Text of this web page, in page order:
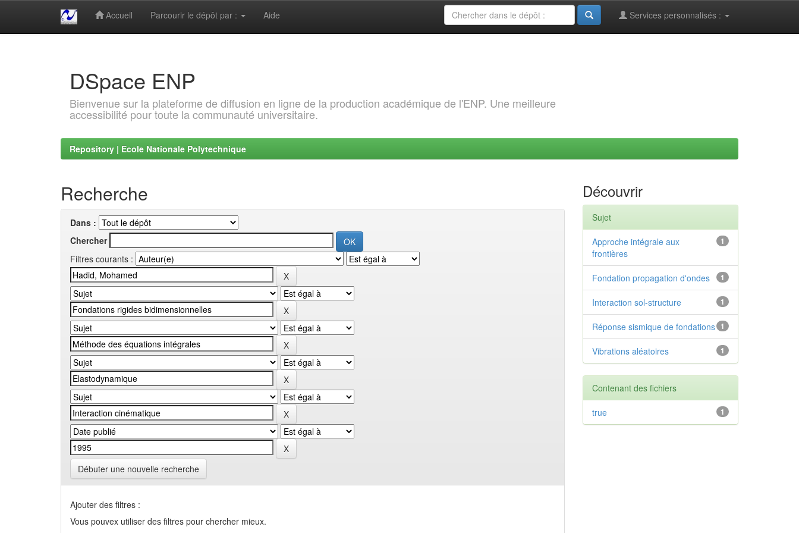
Accueil Parcourir le dépôt par : Aide Services personnalisés :
DSpace ENP
Bienvenue sur la plateforme de diffusion en ligne de la production académique de l'ENP. Une meilleure
accessibilité pour toute la communauté universitaire.
Repository | Ecole Nationale Polytechnique
Recherche
Dans :
Chercher
Filtres courants :
Débuter une nouvelle recherche
Ajouter des filtres :
Vous pouvex utiliser des filtres pour chercher mieux.
Découvrir
Sujet
1
Approche intégrale aux
frontières
1
Fondation propagation d'ondes
1
Interaction sol-structure
1
Réponse sismique de fondations
1
Vibrations aléatoires
Contenant des fichiers
1
true